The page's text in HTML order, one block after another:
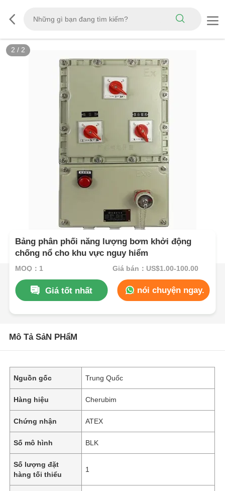
2 / 2
Bảng phân phối năng lượng bơm khởi động
chống nổ cho khu vực nguy hiểm
MOQ：1 Giá bán：US$1.00-100.00
Giá tốt nhất nói chuyện ngay.
Mô Tả SảN PHẩM
Nguồn gốc Trung Quốc
Hàng hiệu Cherubim
Chứng nhận ATEX
Số mô hình BLK
Số lượng đặt
hàng tối thiểu
1